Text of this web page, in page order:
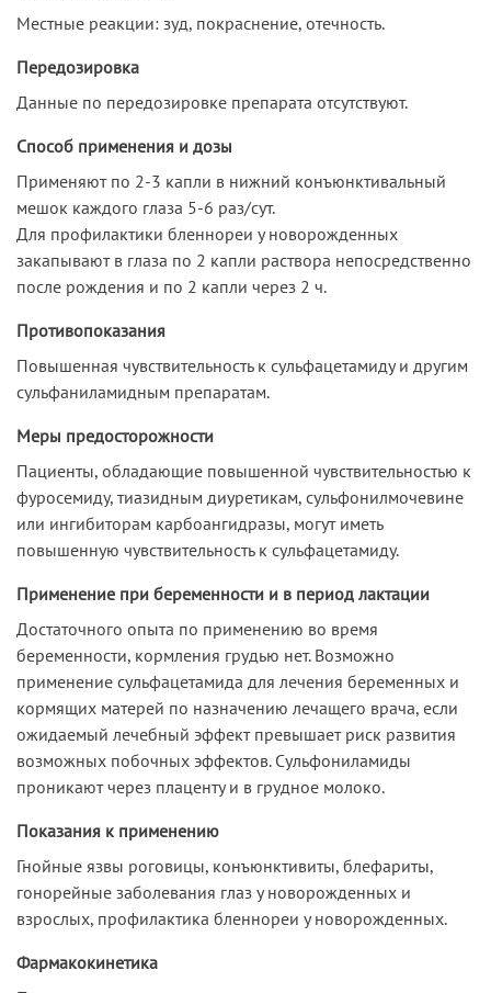
Местные реакции: зуд, покраснение, отечность.
Передозировка
Данные по передозировке препарата отсутствуют.
Способ применения и дозы
Применяют по 2-3 капли в нижний конъюнктивальный
мешок каждого глаза 5-6 раз/сут.
Для профилактики бленнореи у новорожденных
закапывают в глаза по 2 капли раствора непосредственно
после рождения и по 2 капли через 2 ч.
Противопоказания
Повышенная чувствительность к сульфацетамиду и другим
сульфаниламидным препаратам.
Меры предосторожности
Пациенты, обладающие повышенной чувствительностью к
фуросемиду, тиазидным диуретикам, сульфонилмочевине
или ингибиторам карбоангидразы, могут иметь
повышенную чувствительность к сульфацетамиду.
Применение при беременности и в период лактации
Достаточного опыта по применению во время
беременности, кормления грудью нет. Возможно
применение сульфацетамида для лечения беременных и
кормящих матерей по назначению лечащего врача, если
ожидаемый лечебный эффект превышает риск развития
возможных побочных эффектов. Сульфониламиды
проникают через плаценту и в грудное молоко.
Показания к применению
Гнойные язвы роговицы, конъюнктивиты, блефариты,
гонорейные заболевания глаз у новорожденных и
взрослых, профилактика бленнореи у новорожденных.
Фармакокинетика